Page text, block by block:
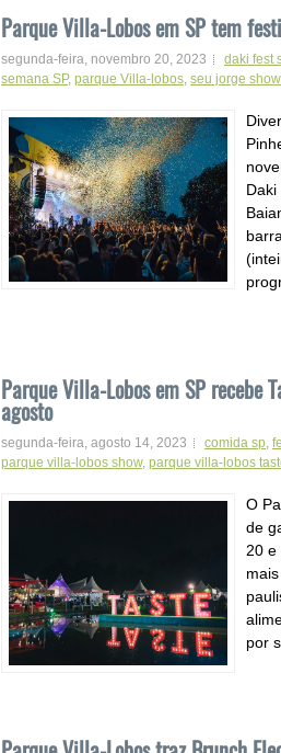
Parque Villa-Lobos em SP tem
segunda-feira, novembro 20, 2023 daki fest
semana SP, parque Villa-lobos seu jorge
Parque Villa-Lobos em SP recebe
agosto
segunda-feira, agosto 14, 2023 comida sp
parque villa-lobos show, parque villa-lobos
O
de
20 e
por